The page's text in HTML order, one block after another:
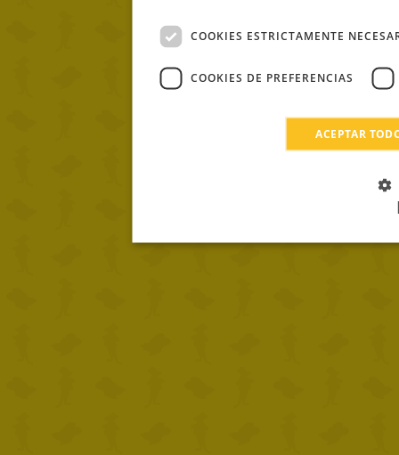
COOKIES ESTRICTAMENTE
COOKIES DE PREFERENCIAS
ACEPTAR